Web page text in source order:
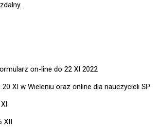
on-line do 22 XI 2022
XI w Wieleniu oraz online dla nauczycieli SP
XII